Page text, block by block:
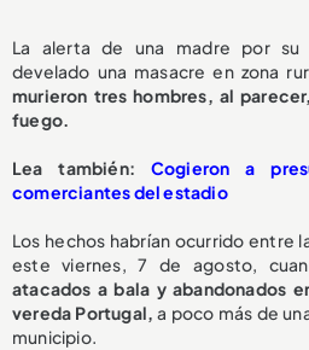
La alerta de una madre por su
develado una masacre en zona
murieron tres hombres, al
fuego.
Lea también: Cogieron a
comerciantes del estadio
Los hechos habrían ocurrido entre
este viernes, 7 de agosto,
atacados a bala y abandonados
vereda Portugal, a poco más de
municipio.